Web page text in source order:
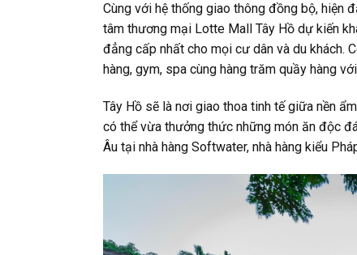
Cùng với hệ thống giao thông đồng bộ, hiện
tâm thương mại Lotte Mall Tây Hồ dự kiến
đẳng cấp nhất cho mọi cư dân và du khách.
hàng, gym, spa cùng hàng trăm quầy hàng
Tây Hồ sẽ là nơi giao thoa tinh tế giữa nền
có thể vừa thưởng thức những món ăn độc
Âu tại nhà hàng Softwater, nhà hàng kiểu